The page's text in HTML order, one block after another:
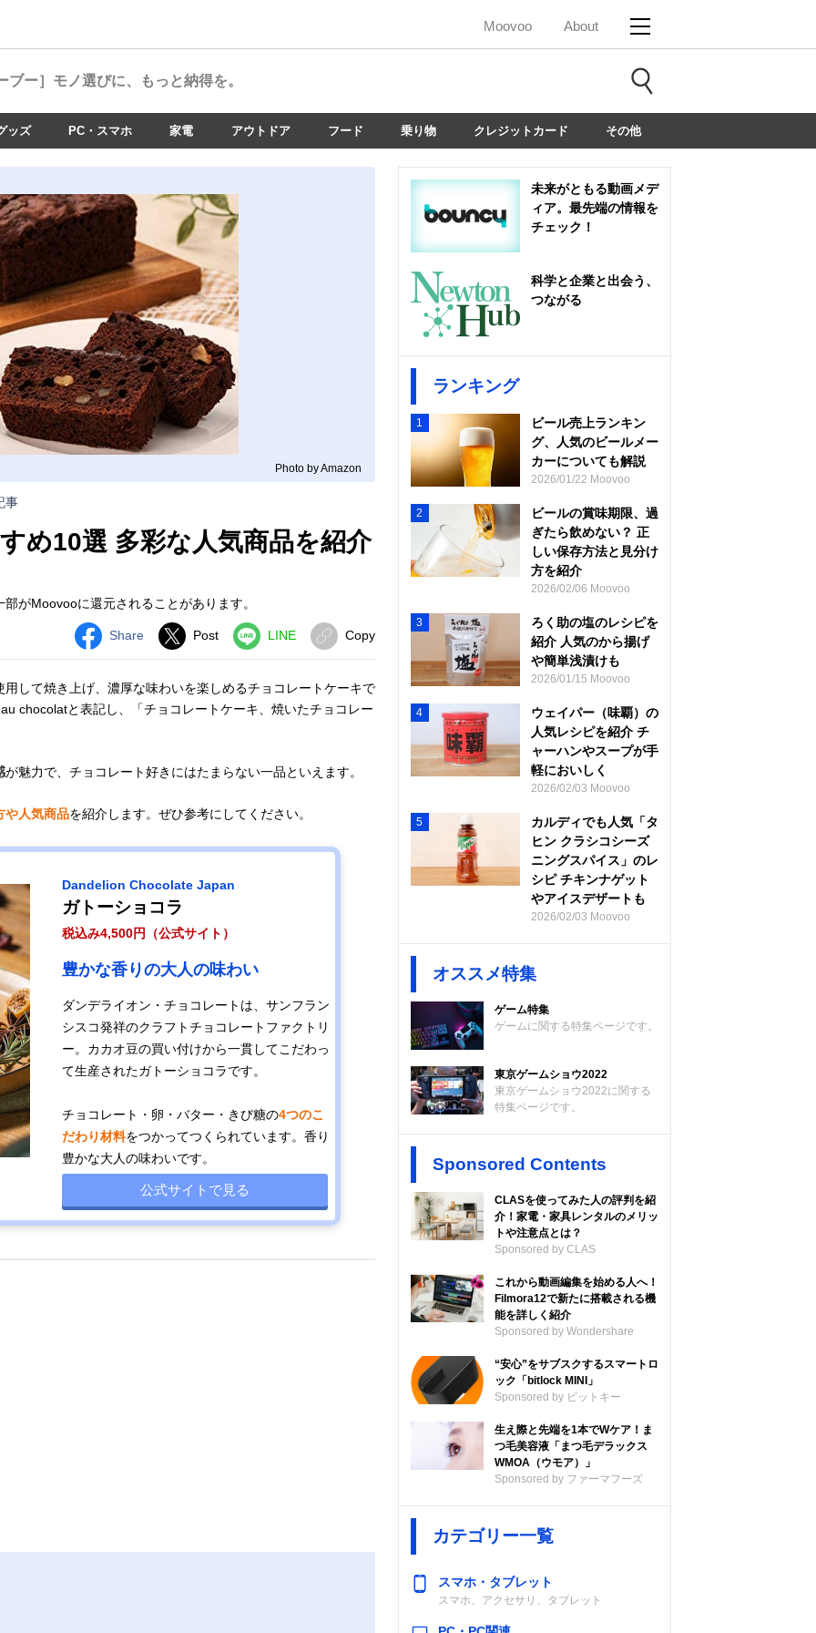
Moovoo About
ブー］ モノ選びに、もっと納得を。
ッズ PC・スマホ 家電 アウトドア フード 乗り物 クレジットカード その他
Photo by Amazon
事
め10選 多彩な人気商品を紹介
がMoovooに還元されることがあります。
Share Post LINE Copy
して焼き上げ、濃厚な味わいを楽しめるチョコレートケーキで
chocolatと表記し、「チョコレートケーキ、焼いたチョコレー
が魅力で、チョコレート好きにはたまらない一品といえます。
や人気商品を紹介します。ぜひ参考にしてください。
Dandelion Chocolate Japan
ガトーショコラ
税込み4,500円（公式サイト）
豊かな香りの大人の味わい
ダンデライオン・チョコレートは、サンフラン
シスコ発祥のクラフトチョコレートファクトリ
ー。カカオ豆の買い付けから一貫してこだわっ
て生産されたガトーショコラです。
チョコレート・卵・バター・きび糖の4つのこ
だわり材料をつかってつくられています。香り
豊かな大人の味わいです。
公式サイトで見る
未来がともる動画メデ
ィア。最先端の情報を
チェック！
科学と企業と出会う、
つながる
ランキング
1
ビール売上ランキン
グ、人気のビールメー
カーについても解説
2026/01/22 Moovoo
2
ビールの賞味期限、過
ぎたら飲めない？ 正
しい保存方法と見分け
方を紹介
2026/02/06 Moovoo
3
ろく助の塩のレシピを
紹介 人気のから揚げ
や簡単浅漬けも
2026/01/15 Moovoo
4
ウェイパー（味覇）の
人気レシピを紹介 チ
ャーハンやスープが手
軽においしく
2026/02/03 Moovoo
5
カルディでも人気「タ
ヒン クラシコシーズ
ニングスパイス」のレ
シピ チキンナゲット
やアイスデザートも
2026/02/03 Moovoo
オススメ特集
ゲーム特集
ゲームに関する特集ページです。
東京ゲームショウ2022
東京ゲームショウ2022に関する
特集ページです。
Sponsored Contents
CLASを使ってみた人の評判を紹
介！家電・家具レンタルのメリッ
トや注意点とは？
Sponsored by CLAS
これから動画編集を始める人へ！
Filmora12で新たに搭載される機
能を詳しく紹介
Sponsored by Wondershare
“安心”をサブスクするスマートロ
ック「bitlock MINI」
Sponsored by ビットキー
生え際と先端を1本でWケア！ま
つ毛美容液「まつ毛デラックス
WMOA（ウモア）」
Sponsored by ファーマフーズ
カテゴリー一覧
スマホ・タブレット
スマホ、アクセサリ、タブレット